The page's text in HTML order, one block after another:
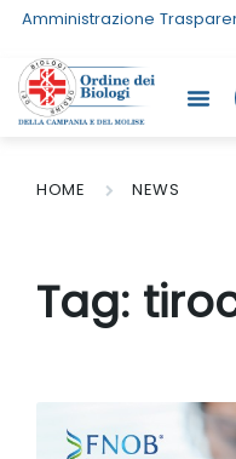
Amministrazione
HOME NEWS
Tag: